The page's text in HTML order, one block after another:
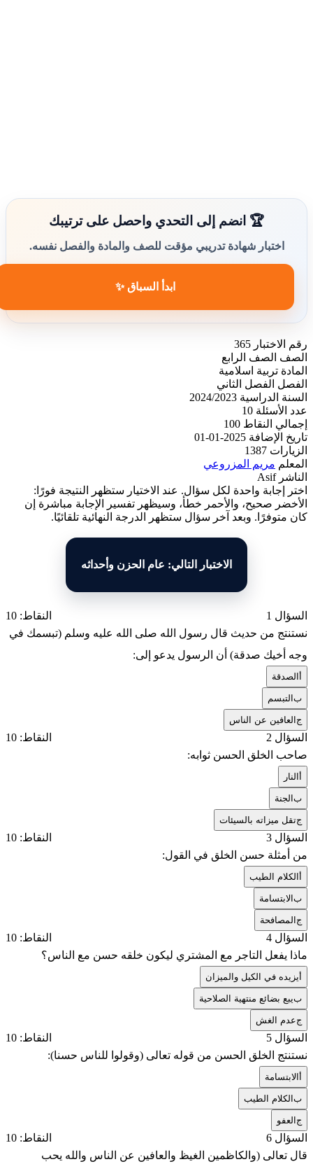
🏆 انضم إلى التحدي واحصل على ترتيبك
اختبار شهادة تدريبي مؤقت للصف والمادة والفصل نفسه.
ابدأ السباق ✨
رقم الاختبار 365
الصف
الصف الرابع
المادة تربية اسلامية
الفصل
الفصل الثاني
السنة الدراسية 2024/2023
عدد الأسئلة 10
إجمالي النقاط 100
تاريخ الإضافة 2025-01-01
الزيارات 1387
المعلم مريم المزروعي
الناشر Asif
اختر إجابة واحدة لكل سؤال. عند الاختيار ستظهر النتيجة فورًا:
الأخضر صحيح، والأحمر خطأ، وسيظهر تفسير الإجابة مباشرة إن
كان متوفرًا. وبعد آخر سؤال ستظهر الدرجة النهائية تلقائيًا.
الاختبار التالي: عام الحزن وأحداثه
السؤال 1
النقاط: 10
نستنتج من حديث قال رسول الله صلى الله عليه وسلم (تبسمك في
وجه أخيك صدقة) أن الرسول يدعو إلى:
الصدقة
بالتبسم
جالعافين عن الناس
السؤال 2
النقاط: 10
صاحب الخلق الحسن ثوابه:
النار
بالجنة
جتقل ميزاته بالسيئات
السؤال 3
النقاط: 10
من أمثلة حسن الخلق في القول:
الكلام الطيب
بالابتسامة
جالمصافحة
السؤال 4
النقاط: 10
ماذا يفعل التاجر مع المشتري ليكون خلقه حسن مع الناس؟
يزيده في الكيل والميزان
بيبع بضائع منتهية الصلاحية
جعدم الغش
السؤال 5
النقاط: 10
نستنتج الخلق الحسن من قوله تعالى (وقولوا للناس حسنا):
الابتسامة
بالكلام الطيب
جالعفو
السؤال 6
النقاط: 10
قال تعالى (والكاظمين الغيظ والعافين عن الناس والله يحب